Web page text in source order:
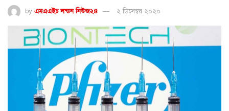
by এমএএইচ লন্ডন নিউজ২৪ ২ ডিসেম্বর ২০২০